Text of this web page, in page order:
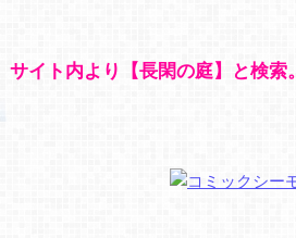
サイト内より【長閑の庭】と検索。